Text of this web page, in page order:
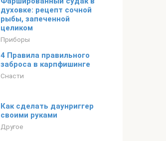
духовке: рецепт сочной
рыбы, запеченной
целиком
Приборы
4 Правила правильного
заброса в карпфишинге
Снасти
Как сделать даунриггер
своими руками
Другое